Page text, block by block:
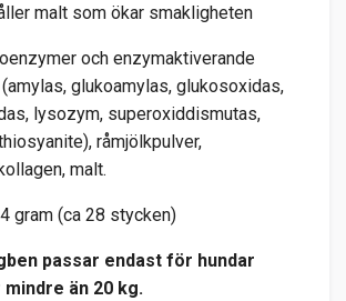
malt som ökar smakligheten
och enzymaktiverande
glukoamylas, glukosoxidas,
lysozym, superoxiddismutas,
råmjölkpulver,
malt.
gram (ca 28 stycken)
passar endast för hundar
än 20 kg.